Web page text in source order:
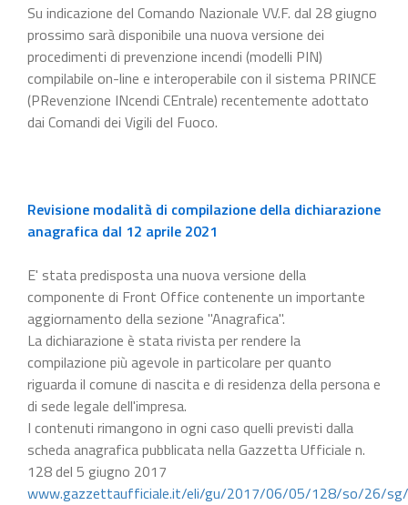
Su indicazione del Comando Nazionale VV.F. dal 28 giugno
prossimo sarà disponibile una nuova versione dei
procedimenti di prevenzione incendi (modelli PIN)
compilabile on-line e interoperabile con il sistema PRINCE
(PRevenzione INcendi CEntrale) recentemente adottato
dai Comandi dei Vigili del Fuoco.
Revisione modalità di compilazione della dichiarazione
anagrafica dal 12 aprile 2021
E' stata predisposta una nuova versione della
componente di Front Office contenente un importante
aggiornamento della sezione "Anagrafica".
La dichiarazione è stata rivista per rendere la
compilazione più agevole in particolare per quanto
riguarda il comune di nascita e di residenza della persona e
di sede legale dell'impresa.
I contenuti rimangono in ogni caso quelli previsti dalla
scheda anagrafica pubblicata nella Gazzetta Ufficiale n.
128 del 5 giugno 2017
www.gazzettaufficiale.it/eli/gu/2017/06/05/128/so/26/